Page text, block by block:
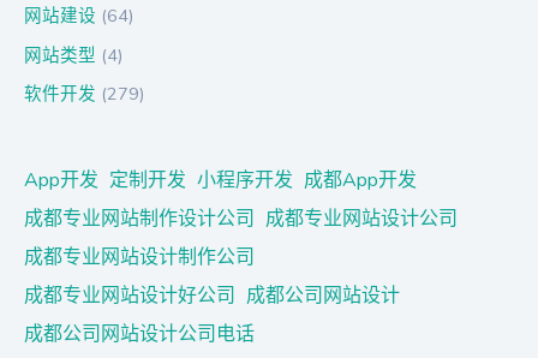
网站建设 (64)
网站类型 (4)
软件开发 (279)
App开发 定制开发 小程序开发 成都App开发
成都专业网站制作设计公司 成都专业网站设计公司
成都专业网站设计制作公司
成都专业网站设计好公司 成都公司网站设计
成都公司网站设计公司电话